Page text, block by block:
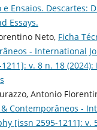
Ensaios. Descartes:
Essays.
Neto, Ficha
- International
v. 8 n. 18
Antonio
Contemporâneos -
[issn 2595-1211]: v.